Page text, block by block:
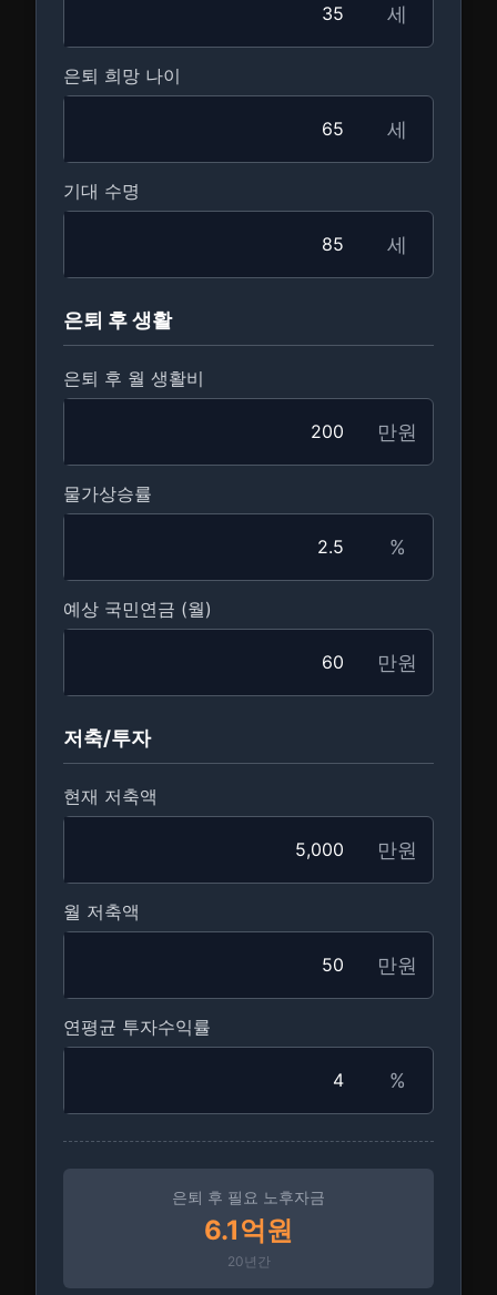
세
은퇴 희망 나이
세
기대 수명
세
은퇴 후 생활
은퇴 후 월 생활비
만원
물가상승률
%
예상 국민연금 (월)
만원
저축/투자
현재 저축액
만원
월 저축액
만원
연평균 투자수익률
%
은퇴 후 필요 노후자금
6.1억원
20년간